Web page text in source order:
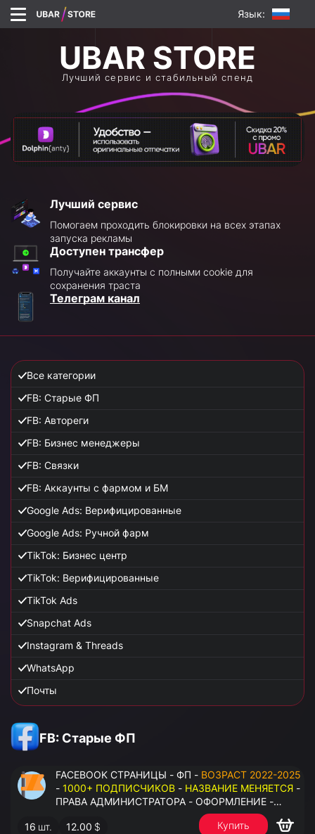
Язык:
Лучший сервис и стабильный спенд
Лучший сервис
Помогаем проходить блокировки на всех этапах
запуска рекламы
Доступен трансфер
Получайте аккаунты с полными cookie для
сохранения траста
Телеграм канал
Все категории
FB: Старые ФП
FB: Автореги
FB: Бизнес менеджеры
FB: Связки
FB: Аккаунты с фармом и БМ
Google Ads: Верифицированные
Google Ads: Ручной фарм
TikTok: Бизнес центр
TikTok: Верифицированные
TikTok Ads
Snapchat Ads
Instagram & Threads
WhatsApp
Почты
FB: Старые ФП
FACEBOOK СТРАНИЦЫ - ФП - ВОЗРАСТ 2022-2025
- 1000+ ПОДПИСЧИКОВ - НАЗВАНИЕ МЕНЯЕТСЯ -
ПРАВА АДМИНИСТРАТОРА - ОФОРМЛЕНИЕ -
ЗАПОЛНЕННАЯ ИНФОРМАЦИЯ - ПОД ВСЕ ГЕО
16 шт. 12.00 $ Купить